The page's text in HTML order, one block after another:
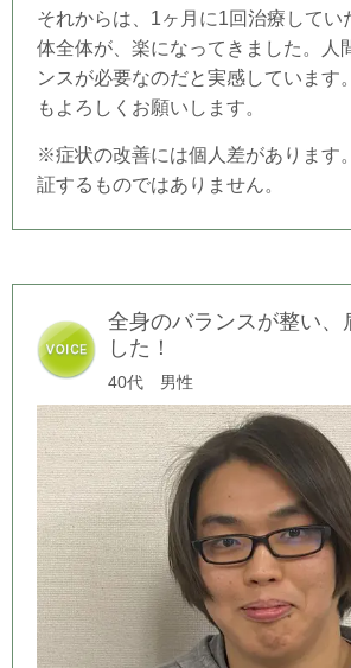
それからは、1ヶ月に1回治療してい
体全体が、楽になってきました。人
ンスが必要なのだと実感しています
もよろしくお願いします。
※症状の改善には個人差があります
証するものではありません。
全身のバランスが整い、
した！
40代 男性